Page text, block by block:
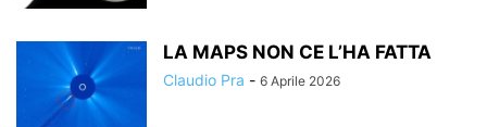
LA MAPS NON CE L’HA FATTA
Claudio Pra - 6 Aprile 2026